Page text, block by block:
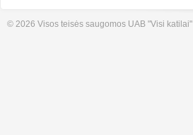
© 2026 Visos teisės saugomos UAB "Visi katilai"